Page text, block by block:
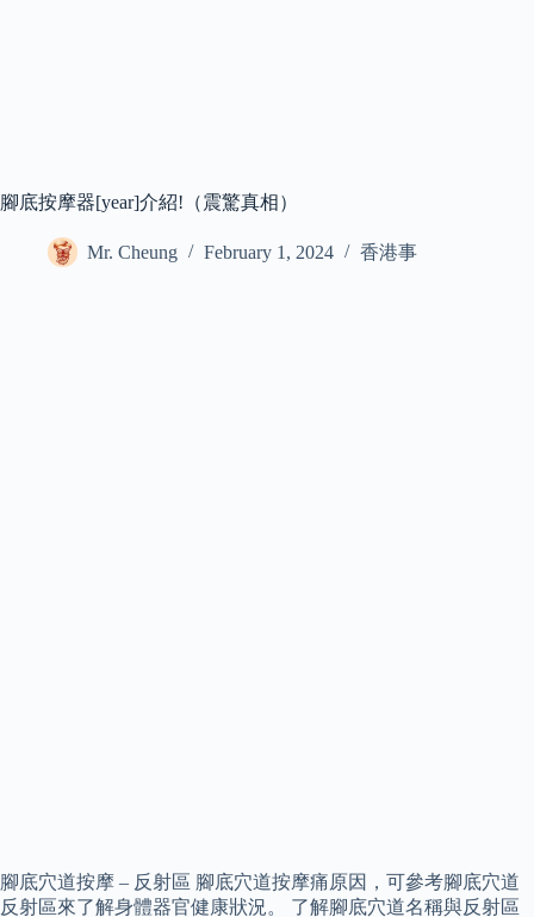
腳底按摩器[year]介紹!（震驚真相）
Mr. Cheung February 1, 2024 香港事
腳底穴道按摩 – 反射區 腳底穴道按摩痛原因，可參考腳底穴道
反射區來了解身體器官健康狀況。 了解腳底穴道名稱與反射區